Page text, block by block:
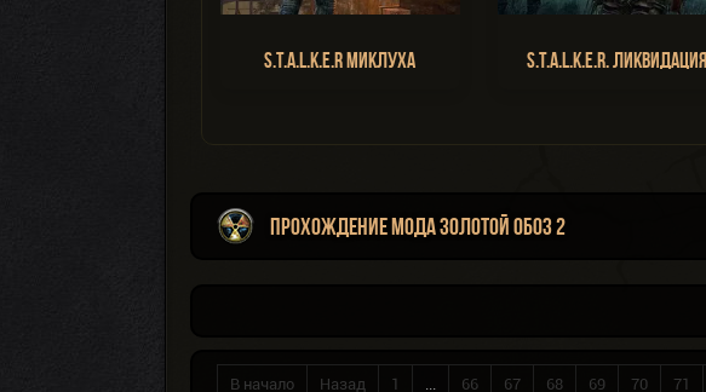
S.T.A.L.K.E.R Миклуха S.T.A.L.K.E.R. Ликвидация
Прохождение мода Золотой Обоз 2
В начало Назад 1 ... 66 67 68 69 70 71